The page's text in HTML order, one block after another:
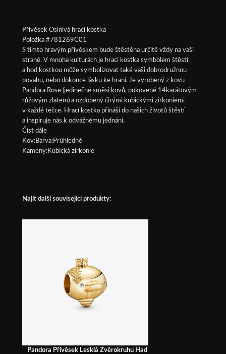
Přívěsek Oslnivá hrací kostka
Položka #781269C01
S tímto hravým přívěskem bude štěstěna určitě vždy na vaší
straně. V mnoha kulturách je hrací kostka symbolem štěstí
a hod kostkou může symbolizovat také vaši dobrodružnou
povahu, nebo dokonce lásku ke hraní. Je vyrobený z kovu
Pandora Rose (jedinečné směsi kovů, pokovené 14karátovým
růžovým zlatem) a ozdobený čirými kubickými zirkoniemi
v každé tečce. Hrací kostka přináší do našich životů štěstí
a inspiruje nás k odvážnému jednání.
Číst dále
Kov:Barva:Průhledné
Kameny:Kubická zirkonie
Najít další související produkty:
Pandora Přívěsek Lesklá Zvěrokruhu Had